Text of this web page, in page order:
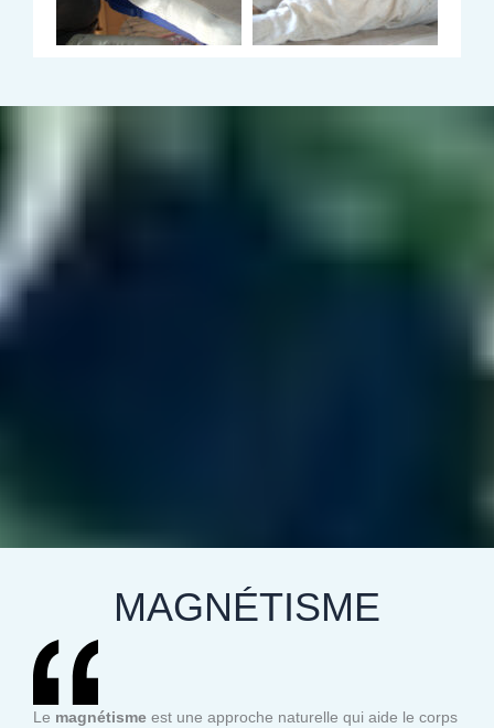
MAGNÉTISME
Le magnétisme est une approche naturelle qui aide le corps